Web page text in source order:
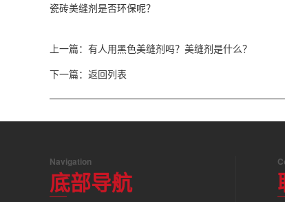
瓷砖美缝剂是否环保呢？
上一篇： 有人用黑色美缝剂吗？美缝剂是什么？
下一篇： 返回列表
Navigation
底部导航